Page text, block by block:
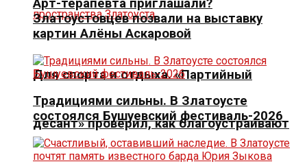
Для спорта и отдыха. «Партийный
десант» проверил, как благоустраивают
Арт-терапевта приглашали?
Златоустовцев позвали на выставку
картин Алёны Аскаровой
Традициями сильны. В Златоусте
состоялся Бушуевский фестиваль-2026